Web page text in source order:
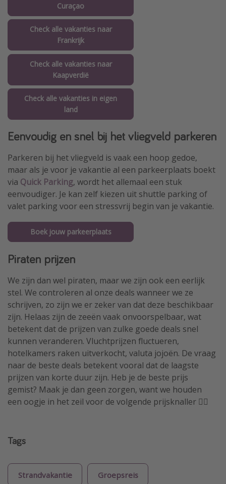
Curaçao
Check alle vakanties naar
Frankrijk
Check alle vakanties naar
Kaapverdië
Check alle vakanties in eigen
land
Eenvoudig en snel bij het vliegveld parkeren
Parkeren bij het vliegveld is vaak een hoop gedoe,
maar als je voor je vakantie al een parkeerplaats boekt
via Quick Parking, wordt het allemaal een stuk
eenvoudiger. Je kan zelf kiezen uit shuttle parking of
valet parking voor een stressvrij begin van je vakantie.
Boek jouw parkeerplaats
Piraten prijzen
We zijn dan wel piraten, maar we zijn ook een eerlijk
stel. We controleren al onze deals wanneer we ze
schrijven, zo zijn we er zeker van dat deze beschikbaar
zijn. Helaas zijn de zeeën vaak onvoorspelbaar, wat
betekent dat de prijzen van zulke goede deals snel
kunnen veranderen. Vluchtprijzen fluctueren,
hotelkamers raken uitverkocht, valuta jojoën. De vraag
naar de beste deals betekent vooral dat de laagste
prijzen van korte duur zijn. Heb je de beste prijs
gemist? Maak je dan geen zorgen, want we houden
een oogje in het zeil voor de volgende prijsknaller 🏴‍☠️
Tags
Strandvakantie Groepsreis